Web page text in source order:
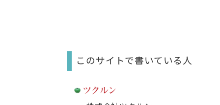
このサイトで書いている人